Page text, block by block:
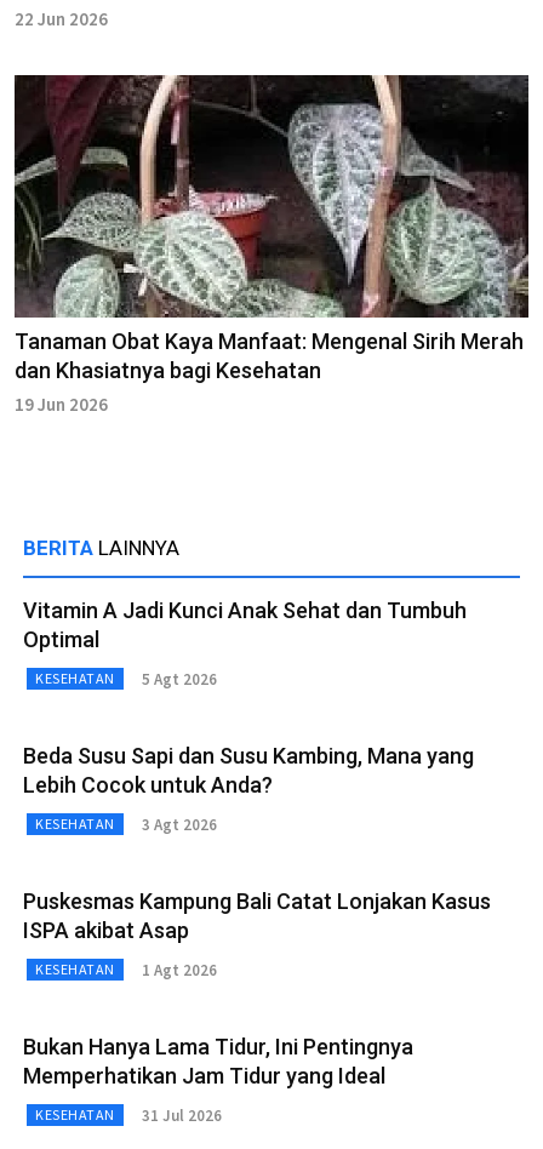
22 Jun 2026
Tanaman Obat Kaya Manfaat: Mengenal Sirih Merah
dan Khasiatnya bagi Kesehatan
19 Jun 2026
BERITA LAINNYA
Vitamin A Jadi Kunci Anak Sehat dan Tumbuh
Optimal
KESEHATAN 5 Agt 2026
Beda Susu Sapi dan Susu Kambing, Mana yang
Lebih Cocok untuk Anda?
KESEHATAN 3 Agt 2026
Puskesmas Kampung Bali Catat Lonjakan Kasus
ISPA akibat Asap
KESEHATAN 1 Agt 2026
Bukan Hanya Lama Tidur, Ini Pentingnya
Memperhatikan Jam Tidur yang Ideal
KESEHATAN 31 Jul 2026